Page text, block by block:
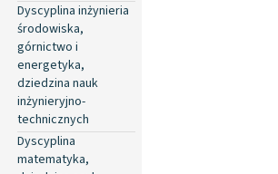
Dyscyplina inżynieria
środowiska,
górnictwo i
energetyka,
dziedzina nauk
inżynieryjno-
technicznych
Dyscyplina
matematyka,